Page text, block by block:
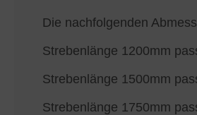
Die nachfolgenden
Strebenlänge 1200mm
Strebenlänge 1500mm
Strebenlänge 1750mm